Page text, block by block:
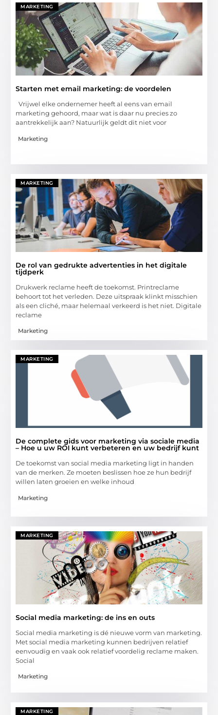
MARKETING
Starten met email marketing: de voordelen
Vrijwel elke ondernemer heeft al eens van email
marketing gehoord, maar wat is daar nu precies zo
aantrekkelijk aan? Natuurlijk geldt dit niet voor
Marketing
MARKETING
De rol van gedrukte advertenties in het digitale
tijdperk
Drukwerk reclame heeft de toekomst. Printreclame
behoort tot het verleden. Deze uitspraak klinkt misschien
als een cliché, maar helemaal verkeerd is het niet. Digitale
reclame
Marketing
MARKETING
De complete gids voor marketing via sociale media
– Hoe u uw ROI kunt verbeteren en uw bedrijf kunt
De toekomst van social media marketing ligt in handen
van de merken. Ze moeten beslissen hoe ze hun bedrijf
willen laten groeien en welke inhoud
Marketing
MARKETING
Social media marketing: de ins en outs
Social media marketing is dé nieuwe vorm van marketing.
Met social media marketing kunnen bedrijven relatief
eenvoudig en vaak ook relatief voordelig reclame maken.
Social
Marketing
MARKETING